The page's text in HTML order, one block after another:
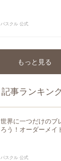
パスクル 公式
もっと見る
記事ランキン
世界に一つだけのブ
ろう！オーダーメイ
パスクル 公式